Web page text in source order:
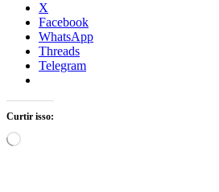
X
Facebook
WhatsApp
Threads
Telegram
Curtir isso: